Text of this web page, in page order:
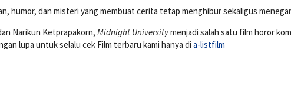
humor, dan misteri yang membuat cerita tetap menghibur sekaligus
Narikun Ketprapakorn, Midnight Universitymenjadi salah satu film horor
lupa untuk selalu cek Film terbaru kami hanya di a-listfilm